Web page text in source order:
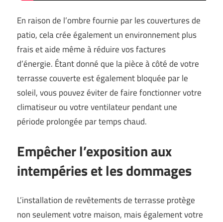
En raison de l’ombre fournie par les couvertures de
patio, cela crée également un environnement plus
frais et aide même à réduire vos factures
d’énergie. Étant donné que la pièce à côté de votre
terrasse couverte est également bloquée par le
soleil, vous pouvez éviter de faire fonctionner votre
climatiseur ou votre ventilateur pendant une
période prolongée par temps chaud.
Empêcher l’exposition aux
intempéries et les dommages
L’installation de revêtements de terrasse protège
non seulement votre maison, mais également votre